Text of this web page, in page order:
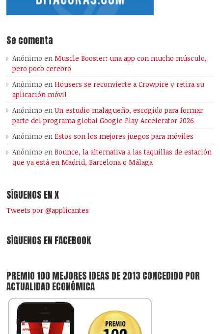
Se comenta
Anónimo enMuscle Booster: una app con mucho músculo,
pero poco cerebro
Anónimo enHousers se reconvierte a Crowpire y retira su
aplicación móvil
Anónimo enUn estudio malagueño, escogido para formar
parte del programa global Google Play Accelerator 2026
Anónimo enEstos son los mejores juegos para móviles
Anónimo enBounce, la alternativa a las taquillas de estación
que ya está en Madrid, Barcelona o Málaga
SÍGUENOS EN X
Tweets por @applicantes
SÍGUENOS EN FACEBOOK
PREMIO 100 MEJORES IDEAS DE 2013 CONCEDIDO POR
ACTUALIDAD ECONÓMICA